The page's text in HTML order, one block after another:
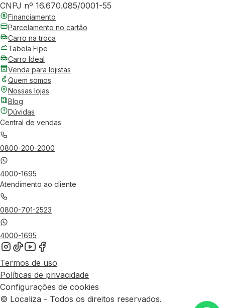
CNPJ nº 16.670.085/0001-55
Financiamento
Parcelamento no cartão
Carro na troca
Tabela Fipe
Carro Ideal
Venda para lojistas
Quem somos
Nossas lojas
Blog
Dúvidas
Central de vendas
0800-200-2000
4000-1695
Atendimento ao cliente
0800-701-2523
4000-1695
Termos de uso
Políticas de privacidade
Configurações de cookies
© Localiza - Todos os direitos reservados.